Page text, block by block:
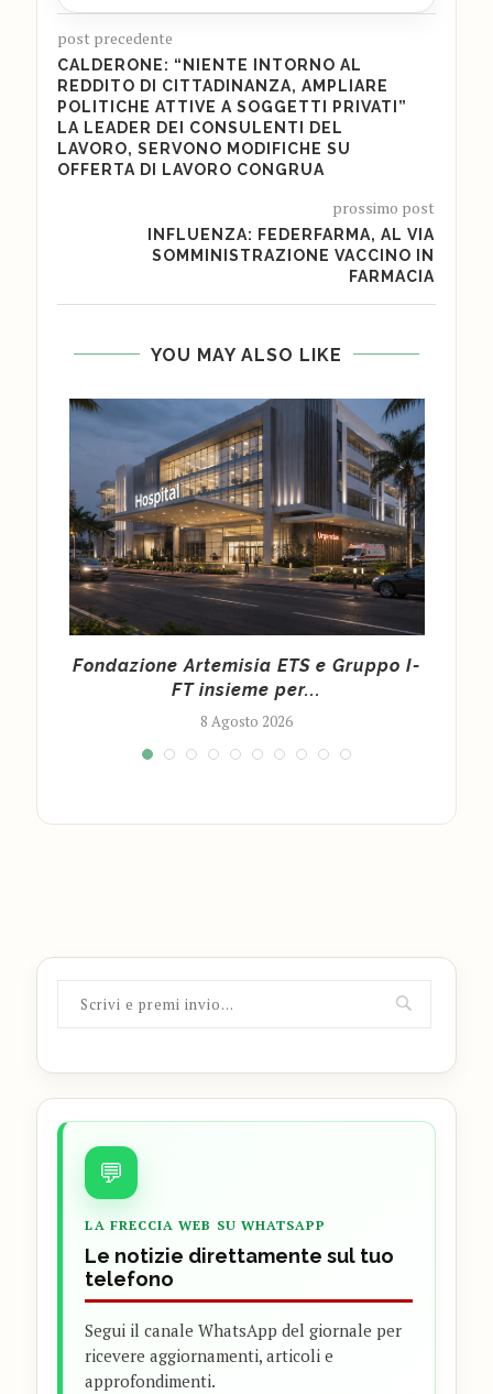
post precedente
CALDERONE: “NIENTE INTORNO AL
REDDITO DI CITTADINANZA, AMPLIARE
POLITICHE ATTIVE A SOGGETTI PRIVATI”
LA LEADER DEI CONSULENTI DEL
LAVORO, SERVONO MODIFICHE SU
OFFERTA DI LAVORO CONGRUA
prossimo post
INFLUENZA: FEDERFARMA, AL VIA
SOMMINISTRAZIONE VACCINO IN
FARMACIA
YOU MAY ALSO LIKE
Fondazione Artemisia ETS e Gruppo I-
FT insieme per...
8 Agosto 2026
💬
LA FRECCIA WEB SU WHATSAPP
Le notizie direttamente sul tuo
telefono
Segui il canale WhatsApp del giornale per
ricevere aggiornamenti, articoli e
approfondimenti.